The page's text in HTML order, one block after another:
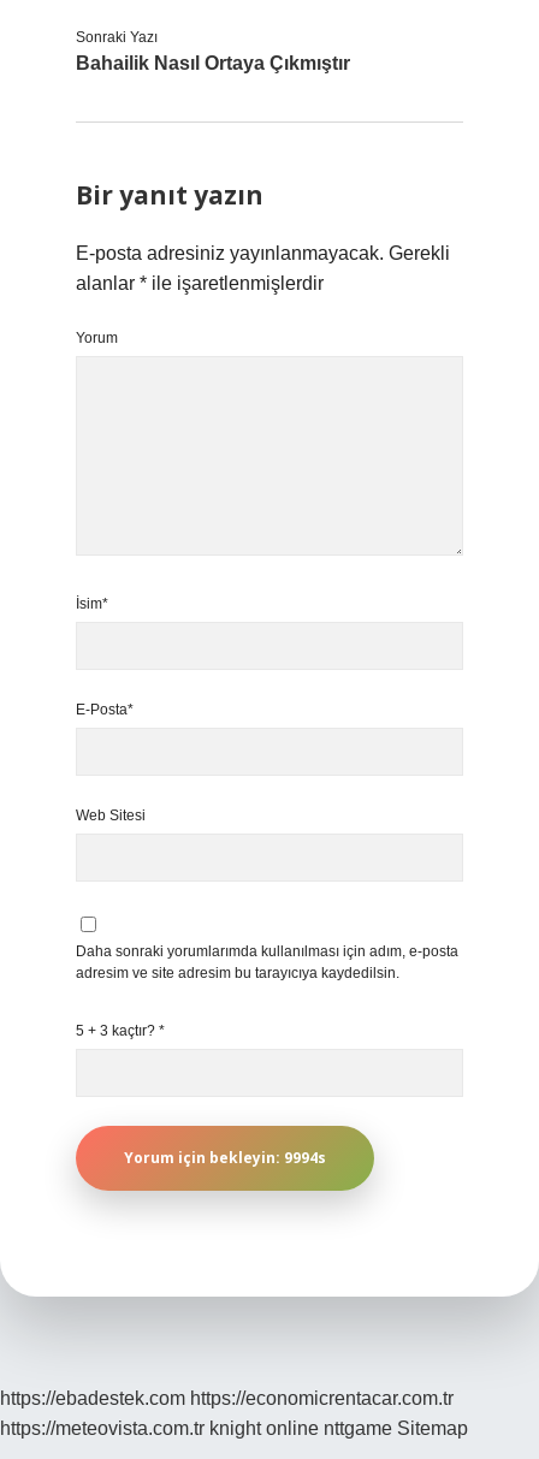
Sonraki Yazı
Bahailik Nasıl Ortaya Çıkmıştır
Bir yanıt yazın
E-posta adresiniz yayınlanmayacak. Gerekli
alanlar * ile işaretlenmişlerdir
Yorum
İsim*
E-Posta*
Web Sitesi
Daha sonraki yorumlarımda kullanılması için adım, e-posta
adresim ve site adresim bu tarayıcıya kaydedilsin.
5 + 3 kaçtır? *
https://ebadestek.com https://economicrentacar.com.tr
https://meteovista.com.tr knight online nttgame Sitemap